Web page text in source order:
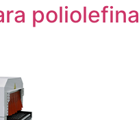
poliolefina